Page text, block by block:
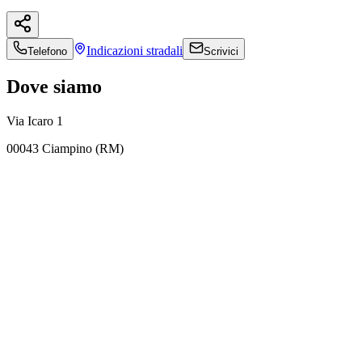
Telefono Indicazioni stradali Scrivici
Dove siamo
Via Icaro 1
00043 Ciampino (RM)